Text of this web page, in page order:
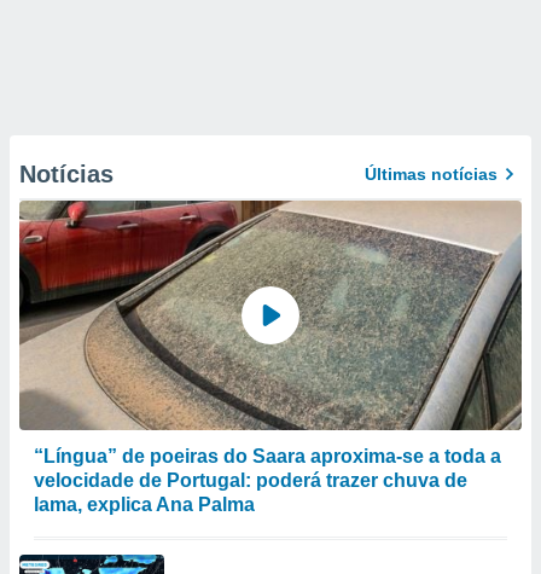
Notícias Últimas notícias
“Língua” de poeiras do Saara aproxima-se a toda a
velocidade de Portugal: poderá trazer chuva de
lama, explica Ana Palma